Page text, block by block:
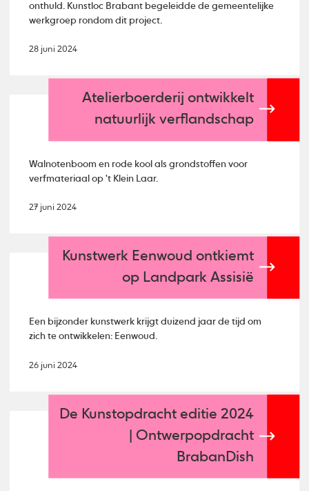
onthuld. Kunstloc Brabant begeleidde de gemeentelijke
werkgroep rondom dit project.
28 juni 2024
Atelierboerderij ontwikkelt
natuurlijk verflandschap
Walnotenboom en rode kool als grondstoffen voor
verfmateriaal op 't Klein Laar.
27 juni 2024
Kunstwerk Eenwoud ontkiemt
op Landpark Assisië
Een bijzonder kunstwerk krijgt duizend jaar de tijd om
zich te ontwikkelen: Eenwoud.
26 juni 2024
De Kunstopdracht editie 2024
| Ontwerpopdracht
BrabanDish